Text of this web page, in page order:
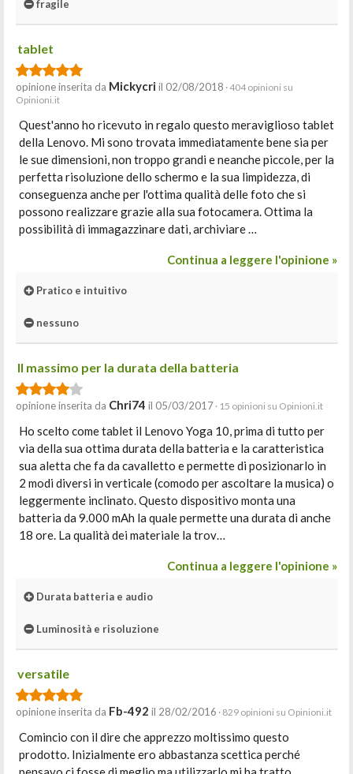
fragile
tablet
opinione inserita da Mickycri il 02/08/2018 · 404 opinioni su
Opinioni.it
Quest'anno ho ricevuto in regalo questo meraviglioso tablet
della Lenovo. Mi sono trovata immediatamente bene sia per
le sue dimensioni, non troppo grandi e neanche piccole, per la
perfetta risoluzione dello schermo e la sua limpidezza, di
conseguenza anche per l'ottima qualità delle foto che si
possono realizzare grazie alla sua fotocamera. Ottima la
possibilità di immagazzinare dati, archiviare …
Continua a leggere l'opinione »
Pratico e intuitivo
nessuno
Il massimo per la durata della batteria
opinione inserita da Chri74 il 05/03/2017 · 15 opinioni su Opinioni.it
Ho scelto come tablet il Lenovo Yoga 10, prima di tutto per
via della sua ottima durata della batteria e la caratteristica
sua aletta che fa da cavalletto e permette di posizionarlo in
2 modi diversi in verticale (comodo per ascoltare la musica) o
leggermente inclinato. Questo dispositivo monta una
batteria da 9.000 mAh la quale permette una durata di anche
18 ore. La qualità dei materiale la trov…
Continua a leggere l'opinione »
Durata batteria e audio
Luminosità e risoluzione
versatile
opinione inserita da Fb-492 il 28/02/2016 · 829 opinioni su Opinioni.it
Comincio con il dire che apprezzo moltissimo questo
prodotto. Inizialmente ero abbastanza scettica perché